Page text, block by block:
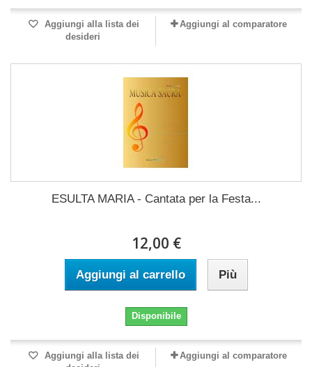
Aggiungi alla lista dei
desideri
Aggiungi al comparatore
ESULTA MARIA - Cantata per la Festa...
12,00 €
Aggiungi al carrello Più
Disponibile
Aggiungi alla lista dei
Aggiungi al comparatore